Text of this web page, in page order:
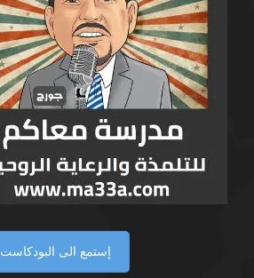
إستمع الى البودكاست